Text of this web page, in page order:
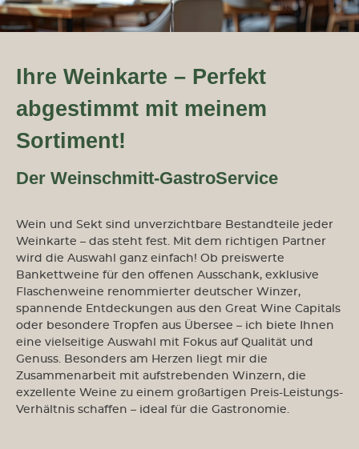
Ihre Weinkarte – Perfekt
abgestimmt mit meinem
Sortiment!
Der Weinschmitt-GastroService
Wein und Sekt sind unverzichtbare Bestandteile jeder
Weinkarte – das steht fest. Mit dem richtigen Partner
wird die Auswahl ganz einfach! Ob preiswerte
Bankettweine für den offenen Ausschank, exklusive
Flaschenweine renommierter deutscher Winzer,
spannende Entdeckungen aus den Great Wine Capitals
oder besondere Tropfen aus Übersee – ich biete Ihnen
eine vielseitige Auswahl mit Fokus auf Qualität und
Genuss. Besonders am Herzen liegt mir die
Zusammenarbeit mit aufstrebenden Winzern, die
exzellente Weine zu einem großartigen Preis-Leistungs-
Verhältnis schaffen – ideal für die Gastronomie.